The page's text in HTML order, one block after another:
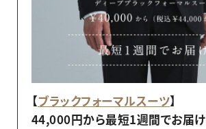
【ブラックフォーマルスーツ】
44,000円から最短1週間でお届け